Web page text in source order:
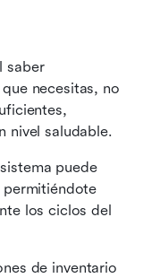
saber
necesitas, no
nivel saludable.
puede
permitiéndote
los ciclos del
de inventario